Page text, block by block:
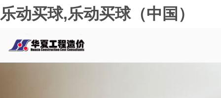
乐动买球,乐动买球（中国）